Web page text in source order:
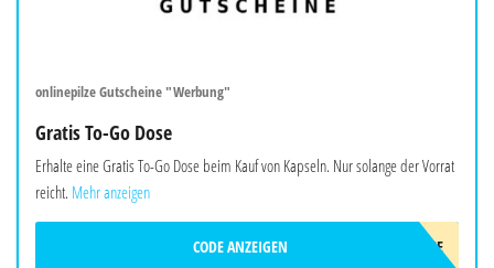
onlinepilze Gutscheine "Werbung"
Gratis To-Go Dose
Erhalte eine Gratis To-Go Dose beim Kauf von Kapseln. Nur solange der Vorrat
reicht. Mehr anzeigen
TO-GO-DOSE
CODE ANZEIGEN